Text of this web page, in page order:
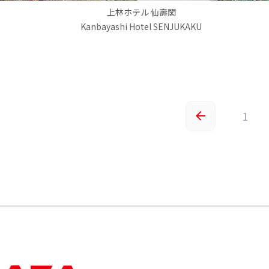
上林ホテル 仙壽閣
Kanbayashi Hotel SENJUKAKU
« 1